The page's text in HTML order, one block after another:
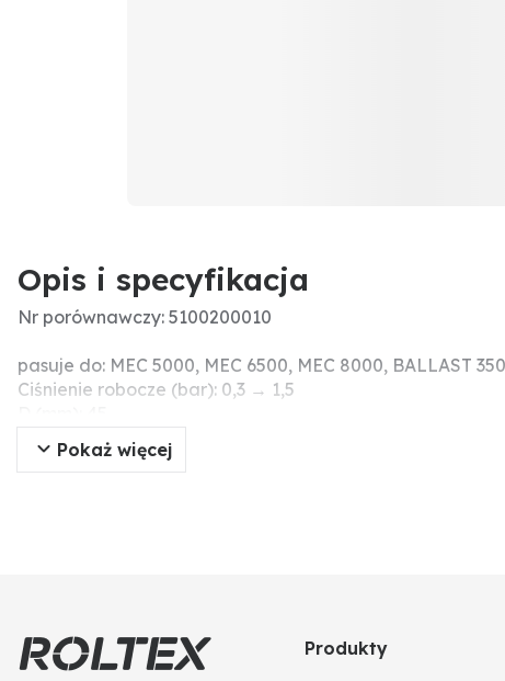
Opis i specyfikacja
Nr porównawczy: 5100200010
pasuje do: MEC 5000, MEC 6500, MEC 8000, BALLAST
Ciśnienie robocze (bar): 0,3 → 1,5
A (mm): 176
Materiał: Messing
Pokaż więcej
Produkty